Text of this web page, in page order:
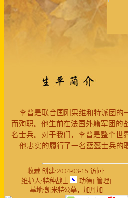
李普是联合国刚果维和特派团的
而殉职。他生前在法国外籍军团的
名士兵。对于我们，李普是整个世
他忠实的履行了一名蓝盔士兵的
收藏 创建:2004-03-15 访问:
维护人:特种战士 [功德][管理]
墓地:凯米特公墓，加丹加